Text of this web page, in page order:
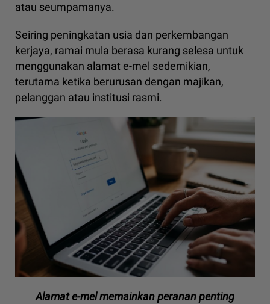
atau seumpamanya.
Seiring peningkatan usia dan perkembangan
kerjaya, ramai mula berasa kurang selesa untuk
menggunakan alamat e-mel sedemikian,
terutama ketika berurusan dengan majikan,
pelanggan atau institusi rasmi.
Alamat e-mel memainkan peranan penting